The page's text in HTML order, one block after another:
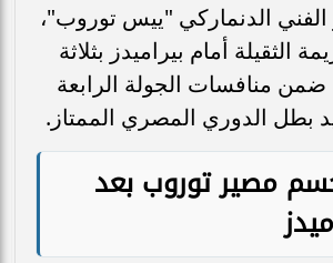
الدنماركي "ييس توروب"،
الثقيلة أمام بيراميدز بثلاثة
منافسات الجولة الرابعة
بطل الدوري المصري الممتاز.
مصير توروب بعد